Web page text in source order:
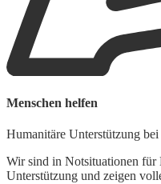
Menschen helfen
Humanitäre Unterstützung
Wir sind in Notsituationen für
Unterstützung und zeigen